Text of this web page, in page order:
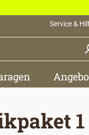
Service &
1